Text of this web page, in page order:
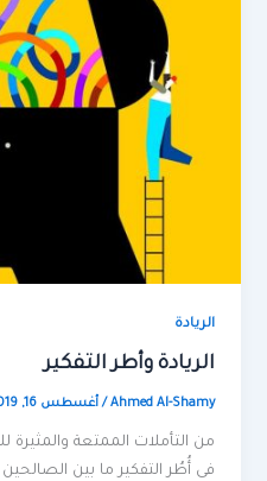
الريادة
الريادة وأطر التفكير
Ahmed Al-Shamy
/أغسطس 16, 2019
من التأملات الممتعة
فى أُطُر التفكير ما بين